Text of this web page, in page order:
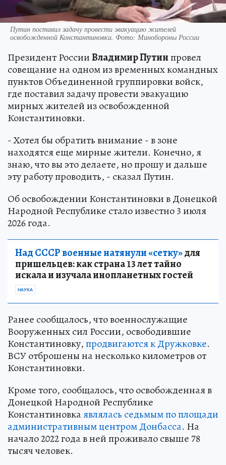
Путин поставил задачу провести эвакуацию жителей
освобожденной Константиновки. Фото: Минобороны России
Президент РоссииВладимир Путинпровел
совещание на одном из временных командных
пунктов Объединенной группировки войск,
где поставил задачу провести эвакуацию
мирных жителей из освобожденной
Константиновки.
- Хотел бы обратить внимание - в зоне
находятся еще мирные жители. Конечно, я
знаю, что вы это делаете, но прошу и дальше
эту работу проводить, - сказал Путин.
Об освобождении Константиновки в Донецкой
Народной Республике стало известно 3 июля
2026 года.
Над СССР военные натянули «сетку»для
пришельцев: как страна 13 лет тайно
искала и изучала инопланетных гостей
НАУКА
Ранее сообщалось, что военнослужащие
Вооруженных сил России, освободившие
Константиновку,продвигаются к Дружковке.
ВСУ отброшены на несколько километров от
Константиновки.
Кроме того, сообщалось, что освобожденная в
Донецкой Народной Республике
Константиновкаявлялась седьмым по площади
административным центром Донбасса. На
начало 2022 года в ней проживало свыше 78
тысяч человек.